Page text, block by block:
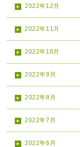
2022年12月
2022年11月
2022年10月
2022年9月
2022年8月
2022年7月
2022年6月